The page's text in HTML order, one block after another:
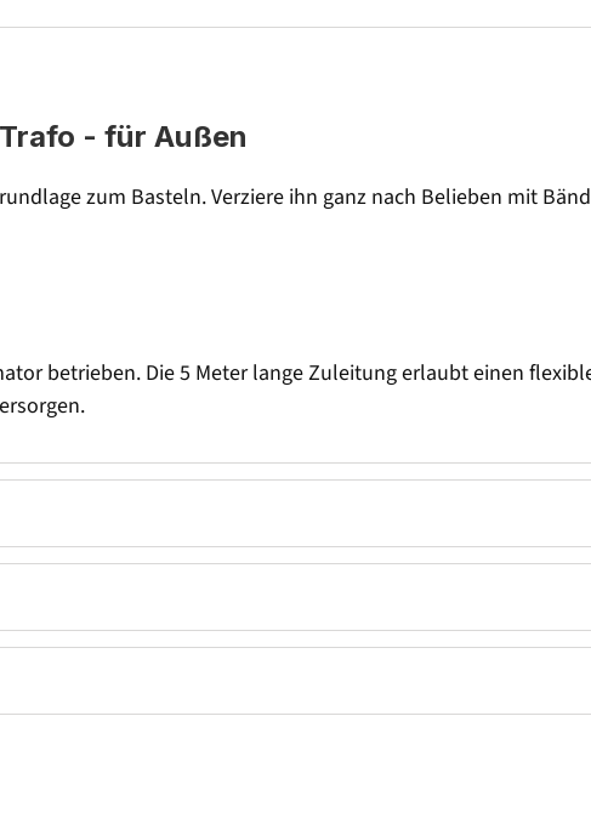
- für Außen
zum Basteln. Verziere ihn ganz nach Belieben mit
betrieben. Die 5 Meter lange Zuleitung erlaubt einen